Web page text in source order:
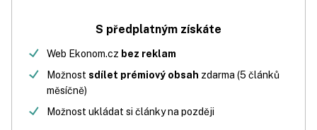
S předplatným získáte
Web Ekonom.cz bez reklam
Možnost sdílet prémiový obsah zdarma (5 článků
měsíčně)
Možnost ukládat si články na později